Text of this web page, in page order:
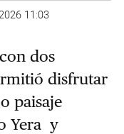
11:03
dos
disfrutar
paisaje
Yera y